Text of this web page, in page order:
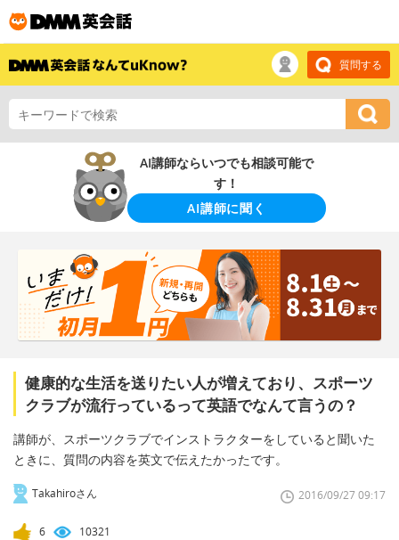
質問する
AI講師ならいつでも相談可能で
す！
AI講師に聞く
健康的な生活を送りたい人が増えており、スポーツ
クラブが流行っているって英語でなんて言うの？
講師が、スポーツクラブでインストラクターをしていると聞いた
ときに、質問の内容を英文で伝えたかったです。
Takahiroさん 2016/09/27 09:17
6 10321